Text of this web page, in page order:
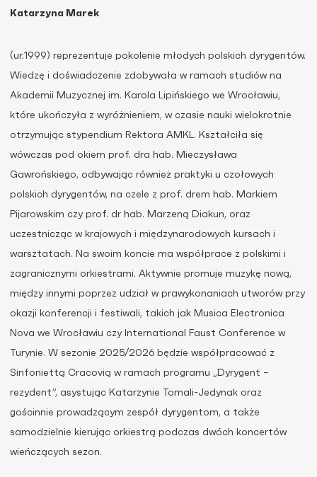
Katarzyna Marek
(ur.1999) reprezentuje pokolenie młodych polskich dyrygentów.
Wiedzę i doświadczenie zdobywała w ramach studiów na
Akademii Muzycznej im. Karola Lipińskiego we Wrocławiu,
które ukończyła z wyróżnieniem, w czasie nauki wielokrotnie
otrzymując stypendium Rektora AMKL. Kształciła się
wówczas pod okiem prof. dra hab. Mieczysława
Gawrońskiego, odbywając również praktyki u czołowych
polskich dyrygentów, na czele z prof. drem hab. Markiem
Pijarowskim czy prof. dr hab. Marzeną Diakun, oraz
uczestnicząc w krajowych i międzynarodowych kursach i
warsztatach. Na swoim koncie ma współprace z polskimi i
zagranicznymi orkiestrami. Aktywnie promuje muzykę nową,
między innymi poprzez udział w prawykonaniach utworów przy
okazji konferencji i festiwali, takich jak Musica Electronica
Nova we Wrocławiu czy International Faust Conference w
Turynie. W sezonie 2025/2026 będzie współpracować z
Sinfoniettą Cracovią w ramach programu „Dyrygent –
rezydent”, asystując Katarzynie Tomali-Jedynak oraz
gościnnie prowadzącym zespół dyrygentom, a także
samodzielnie kierując orkiestrą podczas dwóch koncertów
wieńczących sezon.